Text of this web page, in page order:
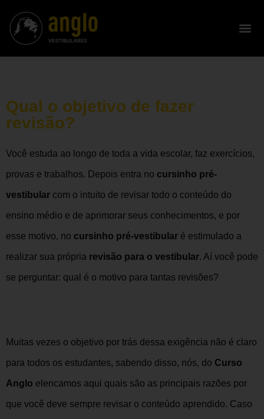
Qual o objetivo de fazer
revisão?
Você estuda ao longo de toda a vida escolar, faz exercícios,
provas e trabalhos. Depois entra no cursinho pré-
vestibular com o intuito de revisar todo o conteúdo do
ensino médio e de aprimorar seus conhecimentos, e por
esse motivo, no cursinho pré-vestibular é estimulado a
realizar sua própria revisão para o vestibular. Aí você pode
se perguntar: qual é o motivo para tantas revisões?
Muitas vezes o objetivo por trás dessa exigência não é claro
para todos os estudantes, sabendo disso, nós, do Curso
Anglo elencamos aqui quais são as principais razões por
que você deve sempre revisar o conteúdo aprendido. Caso